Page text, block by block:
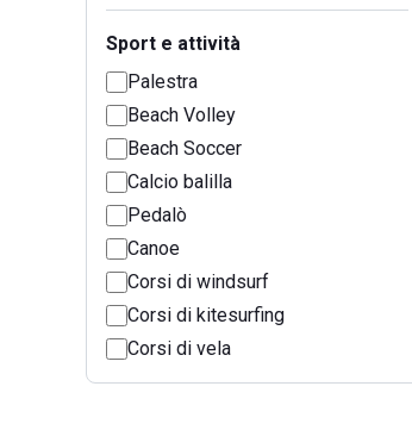
Sport e attività
Palestra
Beach Volley
Beach Soccer
Calcio balilla
Pedalò
Canoe
Corsi di windsurf
Corsi di kitesurfing
Corsi di vela